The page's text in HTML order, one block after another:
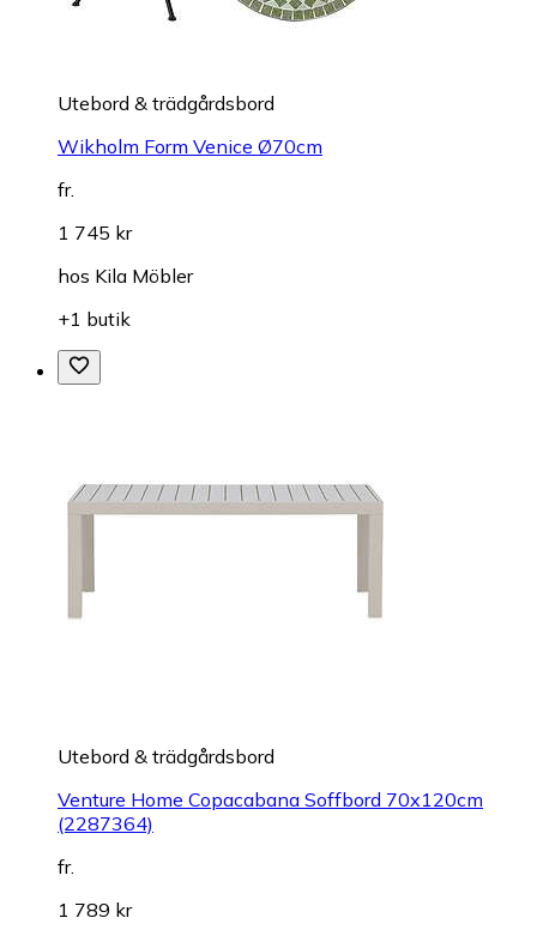
Utebord & trädgårdsbord
Wikholm Form Venice Ø70cm
fr.
1 745 kr
hos Kila Möbler
+1 butik
Utebord & trädgårdsbord
Venture Home Copacabana Soffbord 70x120cm
(2287364)
fr.
1 789 kr